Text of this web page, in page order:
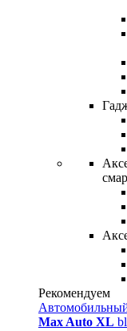
Рекомендуем
Max Auto XL